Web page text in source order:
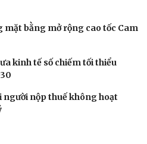
Podcast
Cửa sổ tình yêu
mặt bằng mở rộng cao tốc Cam
kinh tế số chiếm tối thiểu
người nộp thuế không hoạt